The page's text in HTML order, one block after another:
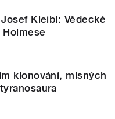
Kleibl: Vědecké
klonování, mlsných